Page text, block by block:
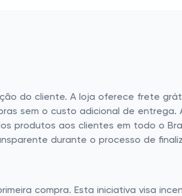
do cliente. A loja oferece frete
sem o custo adicional de entrega.
produtos aos clientes em todo o
durante o processo de
compra. Esta iniciativa visa